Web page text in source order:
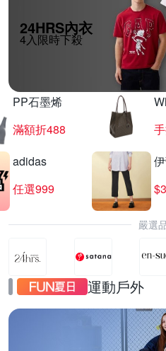
24HRS內衣
4入限時下殺
PP石墨烯
滿額折488
adidas
任選999
嚴選
運動戶外